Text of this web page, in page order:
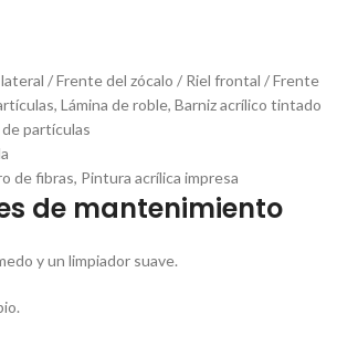
/ Frente del zócalo / Riel frontal / Frente
Lámina de roble, Barniz acrílico tintado
partículas
de fibras, Pintura acrílica impresa
de mantenimiento
y un limpiador suave.